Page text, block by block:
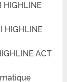
HIGHLINE
HIGHLINE
ACT